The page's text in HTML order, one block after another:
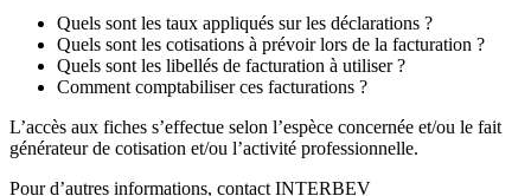
Quels sont les taux appliqués sur les déclarations ?
Quels sont les cotisations à prévoir lors de la facturation ?
Quels sont les libellés de facturation à utiliser ?
Comment comptabiliser ces facturations ?
L’accès aux fiches s’effectue selon l’espèce concernée et/ou le fait
générateur de cotisation et/ou l’activité professionnelle.
Pour d’autres informations, contact INTERBEV